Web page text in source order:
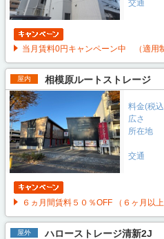
交通
当月賃料0円キャンペーン中 （適用
屋内 相模原ルートストレージ
料金(税
広さ
所在地
交通
６ヵ月間賃料５０％OFF （６ヶ月以
屋外 ハローストレージ清新2J